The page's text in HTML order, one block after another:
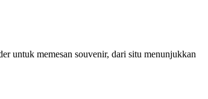
untuk memesan souvenir, dari situ menunjukkan